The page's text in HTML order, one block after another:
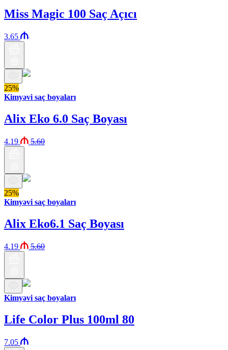
Miss Magic 100 Saç Açıcı
3.65
25%
Kimyəvi saç boyaları
Alix Eko 6.0 Saç Boyası
4.19 5.60
25%
Kimyəvi saç boyaları
Alix Eko6.1 Saç Boyası
4.19 5.60
Kimyəvi saç boyaları
Life Color Plus 100ml 80
7.05